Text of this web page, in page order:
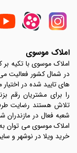
املاک موسوی
املاک موسوی با تکیه
در شمال کشور فعالیت می
های تایید شده در
را برای مشتریان رقم
شعبه فعال در مازندران
املاک موسوی می توان به
خرید ویلا در نوشهر و